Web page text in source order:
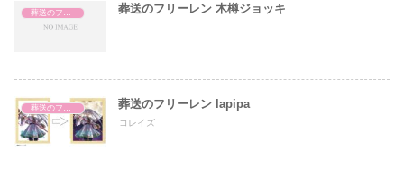
葬送のフリーレン 葬送のフリーレン 木樽ジョッキ
葬送のフリーレン 葬送のフリーレン lapipa
コレイズ